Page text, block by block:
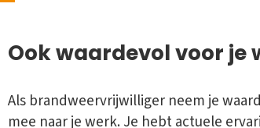
Ook waardevol voor je
Als brandweervrijwilliger neem je
mee naar je werk. Je hebt actuele